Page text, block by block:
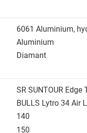
6061 Aluminium,
Aluminium
Diamant
SR SUNTOUR Edge
BULLS Lytro 34 Air
140
150